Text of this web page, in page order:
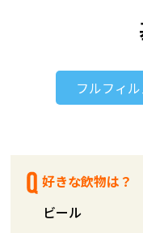
フルフィ
好きな飲物は？
ビール